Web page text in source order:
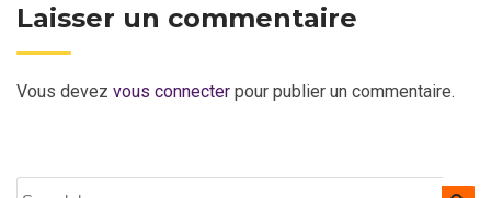
Laisser un commentaire
Vous devez vous connecter pour publier un commentaire.